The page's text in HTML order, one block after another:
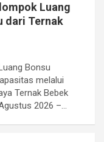
Luang
dari Ternak
Bonsu
melalui
Ternak Bebek
2026 –…